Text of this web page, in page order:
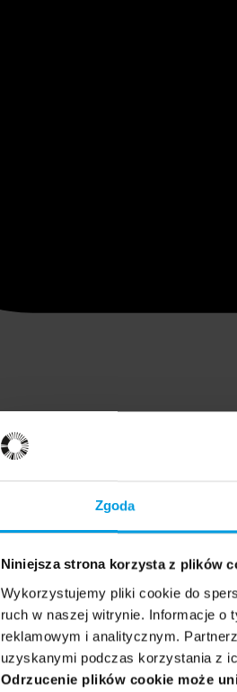
Zgoda
Niniejsza strona korzysta z plików
Wykorzystujemy pliki cookie do
ruch w naszej witrynie. Informacje o
reklamowym i analitycznym.
uzyskanymi podczas korzystania z
Odrzucenie plików cookie może